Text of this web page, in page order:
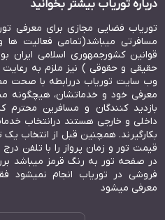
درباره توریاب بیشتر بخوانید
توریاب فضایی مجازی برای معرفی
مسافرتی میباشد(تمامی فعالیت
قوانین کشورجمهوری اسلامی ایران
حقیقی و حقوقی ) نیز ملزم به
وب سایت توریاب دررابطه با صحت
معرفی خود و خدماتشان، هیچگونه
بازدید کنندگان و مسافرین
داخلی و خارجی هستند درانتخاب
بکارگیرند. همچنین قبل از انتخاب
قیمت تور و زمان پرواز را با تلفن
در صفحه تور به رنگ قرمز میباشد
فروشی در توریاب انجام نمیشود
معرفی میشود